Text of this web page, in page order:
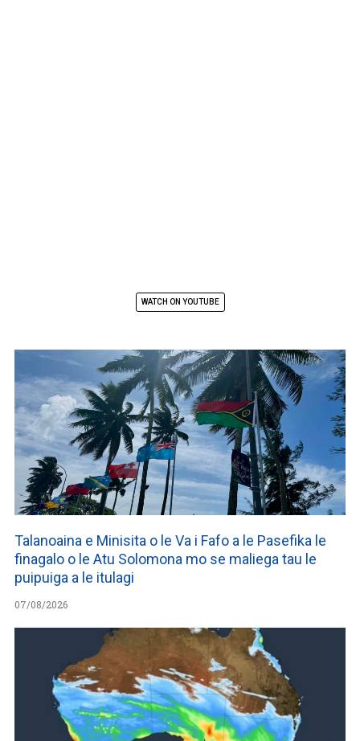
WATCH ON YOUTUBE
Talanoaina e Minisita o le Va i Fafo a le Pasefika le
finagalo o le Atu Solomona mo se maliega tau le
puipuiga a le itulagi
07/08/2026